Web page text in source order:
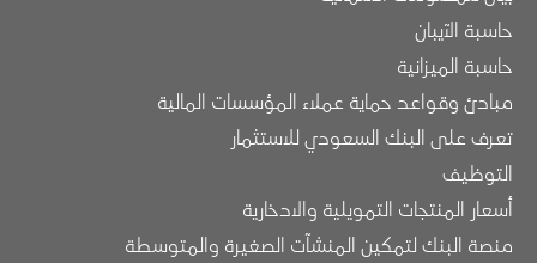
حاسبة الآيبان
حاسبة الميزانية
مبادئ وقواعد حماية عملاء المؤسسات المالية
تعرف على البنك السعودي للاستثمار
التوظيف
أسعار المنتجات التمويلية والادخارية
منصة البنك لتمكين المنشآت الصغيرة والمتوسطة